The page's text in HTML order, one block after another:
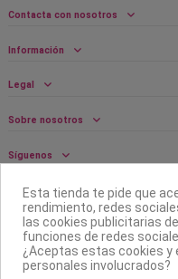
Contacta con nosotros
Información
Legal
Sobre nosotros
Síguenos
Boletín
Esta tienda te pide que
rendimiento, redes
las cookies publicitarias
funciones de redes
¿Aceptas estas cookies
personales involucrados?